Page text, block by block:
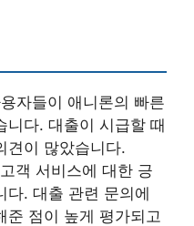
자들이 애니론의 빠른
니다. 대출이 시급할 때
견이 많았습니다.
객 서비스에 대한 긍
다. 대출 관련 문의에
준 점이 높게 평가되고